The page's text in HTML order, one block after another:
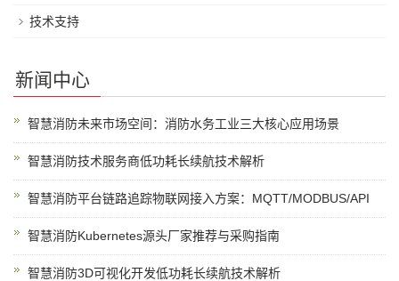
技术支持
新闻中心
智慧消防未来市场空间：消防水务工业三大核心应用场景
智慧消防技术服务商低功耗长续航技术解析
智慧消防平台链路追踪物联网接入方案：MQTT/MODBUS/API
智慧消防Kubernetes源头厂家推荐与采购指南
智慧消防3D可视化开发低功耗长续航技术解析